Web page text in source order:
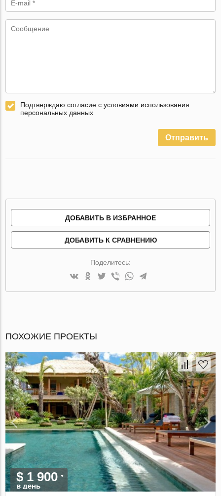
Подтверждаю согласие с условиями использования
персональных данных
Отправить
ДОБАВИТЬ В ИЗБРАННОЕ
ДОБАВИТЬ К СРАВНЕНИЮ
Поделитесь:
ПОХОЖИЕ ПРОЕКТЫ
$ 1 900
в день